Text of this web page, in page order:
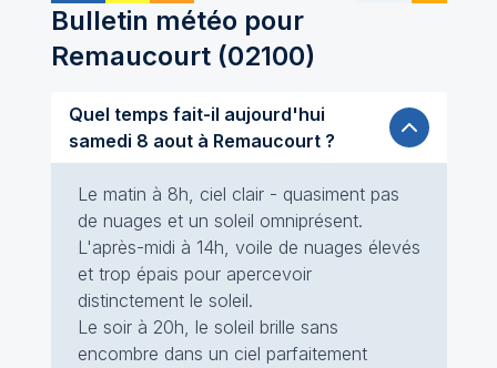
Bulletin météo pour
Remaucourt(02100)
Quel temps fait-il aujourd'hui
samedi 8 aout à Remaucourt ?
Le matin à 8h, ciel clair - quasiment pas
de nuages et un soleil omniprésent.
L'après-midi à 14h, voile de nuages élevés
et trop épais pour apercevoir
distinctement le soleil.
Le soir à 20h, le soleil brille sans
encombre dans un ciel parfaitement